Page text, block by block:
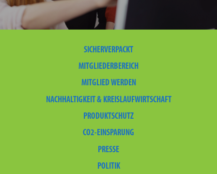
SICHERVERPACKT
MITGLIEDERBEREICH
MITGLIED WERDEN
NACHHALTIGKEIT & KREISLAUFWIRTSCHAFT
PRODUKTSCHUTZ
CO2-EINSPARUNG
PRESSE
POLITIK